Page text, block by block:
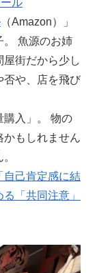
ル
（Amazon）」
。 魚源のお姉
街だから少し
否や、店を飛び
購入」。 物の
かもしれません
己肯定感に結
「共同注意」